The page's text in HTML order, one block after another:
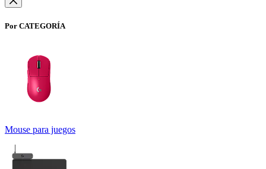
Por CATEGORÍA
Mouse para juegos